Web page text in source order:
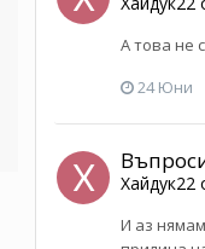
А това не
24 Юни
Хайдук22
И аз